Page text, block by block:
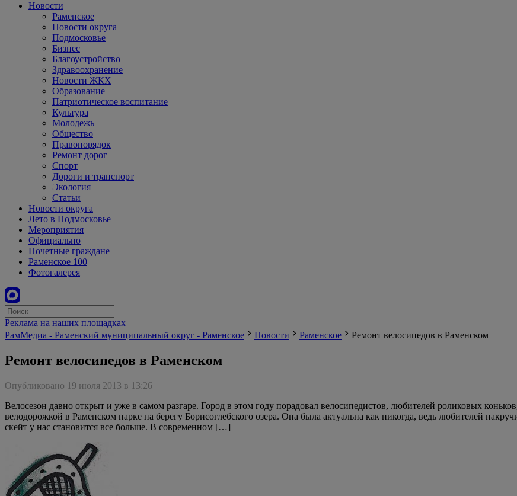
Новости
Раменское
Новости округа
Подмосковье
Бизнес
Благоустройство
Здравоохранение
Новости ЖКХ
Образование
Патриотическое воспитание
Культура
Молодежь
Общество
Правопорядок
Ремонт дорог
Спорт
Дороги и транспорт
Экология
Статьи
Новости округа
Лето в Подмосковье
Мероприятия
Официально
Почетные граждане
Раменское 100
Фотогалерея
Реклама на наших площадках
РамМедиа - Раменский муниципальный округ - Раменское
Новости Раменское Ремонт велосипедов в Раменском
Ремонт велосипедов в Раменском
Опубликовано 19 июля 2013 в 13:26
Велосезон давно открыт и уже в самом разгаре. Город в этом году порадовал велосипедистов, любителей роликовых
велодорожкой в Раменском парке на берегу Борисоглебского озера. Она была актуальна как никогда, ведь любителей
скейт у нас становится все больше. В современном […]